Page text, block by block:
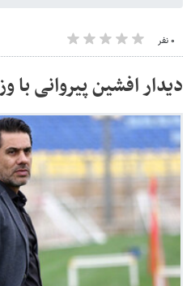
۰ نفر
دیدار افشین پیروانی